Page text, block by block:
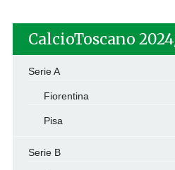
CalcioToscano
Serie A
Fiorentina
Pisa
Serie B